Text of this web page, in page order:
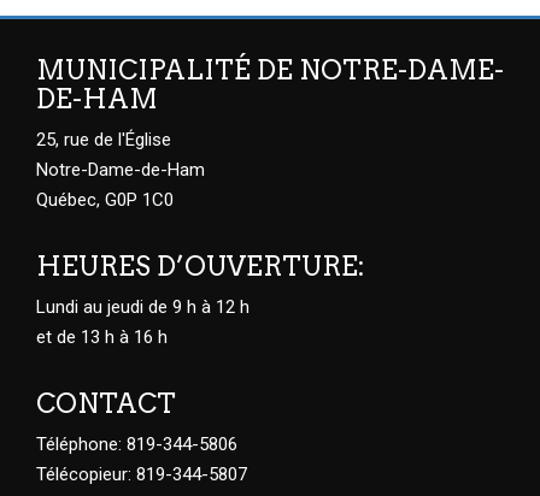
MUNICIPALITÉ DE NOTRE-DAME-
DE-HAM
25, rue de l'Église
Notre-Dame-de-Ham
Québec, G0P 1C0
HEURES D’OUVERTURE:
Lundi au jeudi de 9 h à 12 h
et de 13 h à 16 h
CONTACT
Téléphone: 819-344-5806
Télécopieur: 819-344-5807